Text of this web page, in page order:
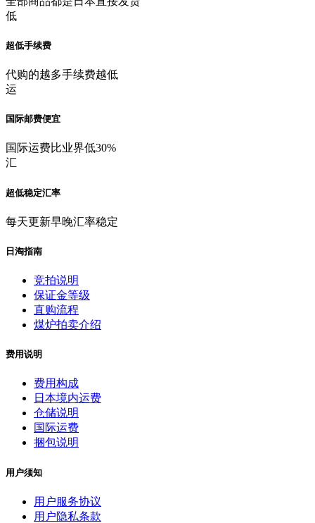
低
超低手续费
代购的越多手续费越低
运
国际邮费便宜
国际运费比业界低30%
汇
超低稳定汇率
每天更新早晚汇率稳定
日淘指南
竞拍说明
保证金等级
直购流程
煤炉拍卖介绍
费用说明
费用构成
日本境内运费
仓储说明
国际运费
捆包说明
用户须知
用户服务协议
用户隐私条款